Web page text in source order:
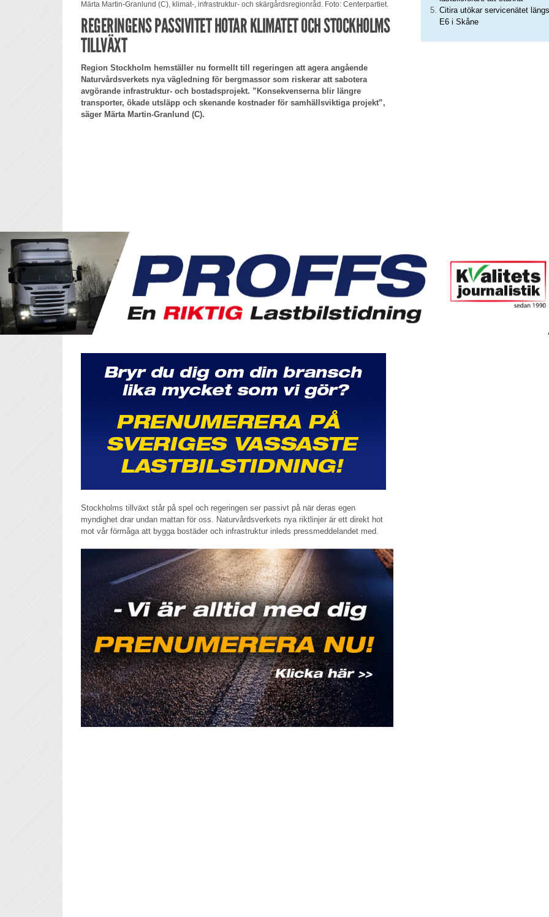
Märta Martin-Granlund (C), klimat-, infrastruktur- och skärgårdsregionråd. Foto: Centerpartiet.
REGERINGENS PASSIVITET HOTAR KLIMATET OCH STOCKHOLMS
TILLVÄXT
Region Stockholm hemställer nu formellt till regeringen att agera angående
Naturvårdsverkets nya vägledning för bergmassor som riskerar att sabotera
avgörande infrastruktur- och bostadsprojekt. ”Konsekvenserna blir längre
transporter, ökade utsläpp och skenande kostnader för samhällsviktiga projekt”,
säger Märta Martin-Granlund (C).
Stockholms tillväxt står på spel och regeringen ser passivt på när deras egen
myndighet drar undan mattan för oss. Naturvårdsverkets nya riktlinjer är ett direkt hot
mot vår förmåga att bygga bostäder och infrastruktur inleds pressmeddelandet med.
Citira utökar servicenätet längs
E6 i Skåne